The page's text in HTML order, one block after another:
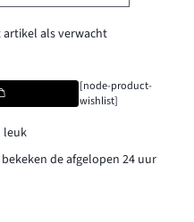
als verwacht
[node-product-
wishlist]
leuk
de afgelopen 24 uur